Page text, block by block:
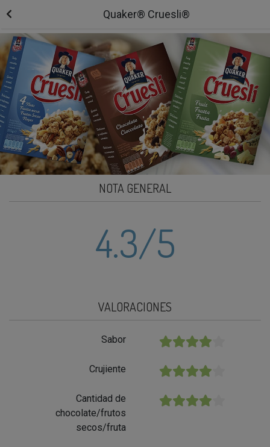
Quaker® Cruesli®
NOTA GENERAL
4.3/5
VALORACIONES
Sabor ★★★★★
Crujiente ★★★★★
Cantidad de
chocolate/frutos
secos/fruta
★★★★★